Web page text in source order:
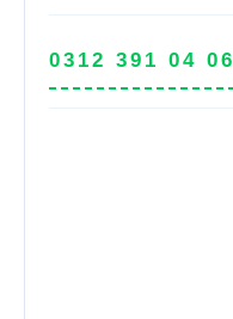
0312 391 04 06